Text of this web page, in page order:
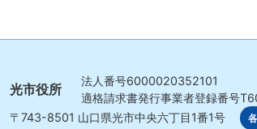
光市役所
法人番号6000020352101
適格請求書発行事業者登録番号
〒743-8501 山口県光市中央六丁目1番1号